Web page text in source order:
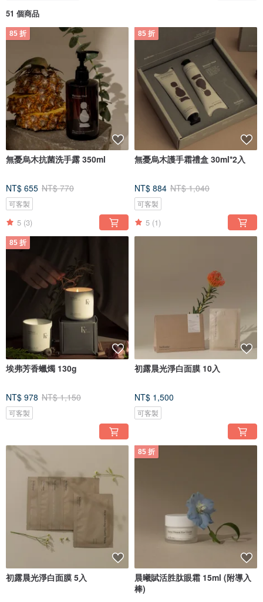
51 個商品
85 折
無憂烏木抗菌洗手露 350ml
NT$ 655 NT$ 770
可客製
5 (3)
85 折
無憂烏木護手霜禮盒 30ml*2入
NT$ 884 NT$ 1,040
可客製
5 (1)
85 折
埃弗芳香蠟燭 130g
NT$ 978 NT$ 1,150
可客製
初露晨光淨白面膜 10入
NT$ 1,500
可客製
初露晨光淨白面膜 5入
85 折
晨曦賦活胜肽眼霜 15ml (附導入
棒)